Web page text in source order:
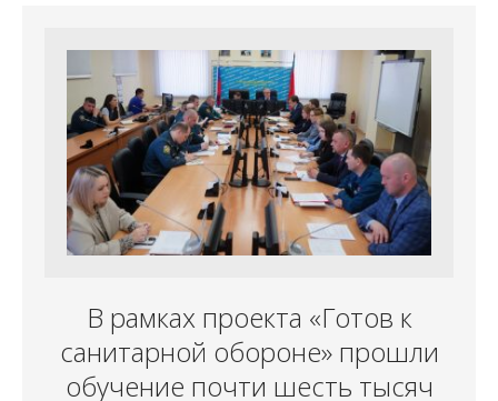
В рамках проекта «Готов к
санитарной обороне» прошли
обучение почти шесть тысяч